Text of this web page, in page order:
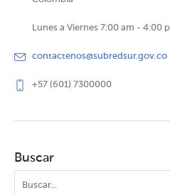
Lunes a Viernes 7:00 am - 4:00
contactenos@subredsur.gov.co
+57 (601) 7300000
Buscar